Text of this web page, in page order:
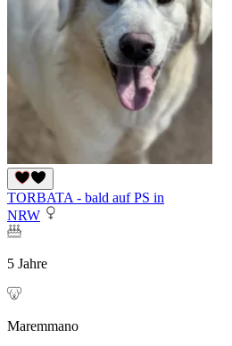
TORBATA - bald auf PS in
NRW
5 Jahre
Maremmano